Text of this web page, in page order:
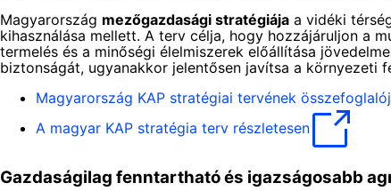
Magyarország mezőgazdasági stratégiája a vidéki
kihasználása mellett. A terv célja, hogy hozzájáruljon a
termelés és a minőségi élelmiszerek előállítása
biztonságát, ugyanakkor jelentősen javítsa a környezeti
Magyarország KAP stratégiai tervének
A magyar KAP stratégia terv részletesen
Gazdaságilag fenntartható és igazságosabb